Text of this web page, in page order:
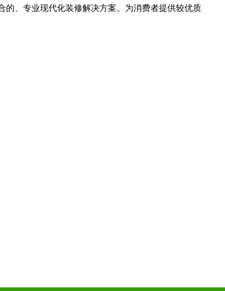
、专业现代化装修解决方案。为消费者提供较优质